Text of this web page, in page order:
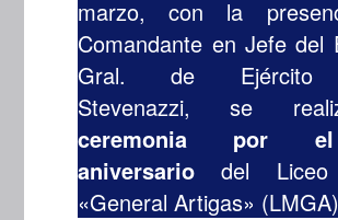
marzo, con la
Comandante en Jefe del
Gral. de Ejército
Stevenazzi, se
ceremonia por
aniversario del Liceo
«General Artigas»